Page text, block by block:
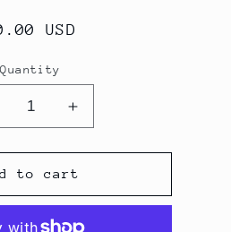
USD
Quantity
Increase
quantity
for
Tab
Test
to cart